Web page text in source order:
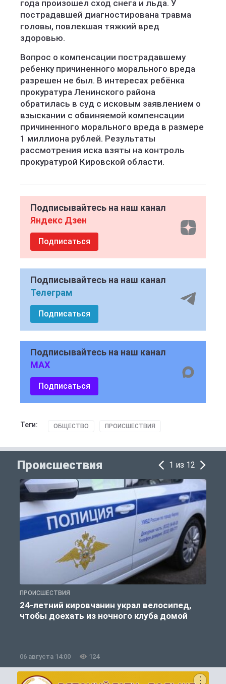
года произошел сход снега и льда. У
пострадавшей диагностирована травма
головы, повлекшая тяжкий вред
здоровью.
Вопрос о компенсации пострадавшему
ребенку причиненного морального вреда
разрешен не был. В интересах ребёнка
прокуратура Ленинского района
обратилась в суд с исковым заявлением о
взыскании с обвиняемой компенсации
причиненного морального вреда в размере
1 миллиона рублей. Результаты
рассмотрения иска взяты на контроль
прокуратурой Кировской области.
Подписывайтесь на наш канал
Яндекс Дзен
Подписаться
Подписывайтесь на наш канал
Телеграм
Подписаться
Подписывайтесь на наш канал
MAX
Подписаться
Теги: ОБЩЕСТВО ПРОИСШЕСТВИЯ
Происшествия 1 из 12
ПРОИСШЕСТВИЯ
24-летний кировчанин украл велосипед,
чтобы доехать из ночного клуба домой
06 августа 14:00 124